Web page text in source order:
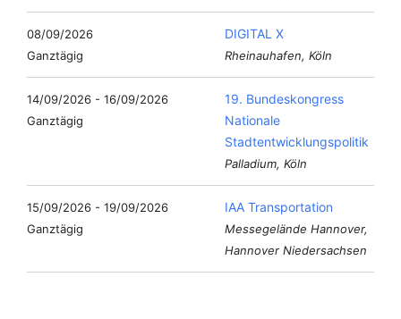
08/09/2026
Ganztägig
DIGITAL X
Rheinauhafen, Köln
14/09/2026 - 16/09/2026
Ganztägig
19. Bundeskongress
Nationale
Stadtentwicklungspolitik
Palladium, Köln
15/09/2026 - 19/09/2026
Ganztägig
IAA Transportation
Messegelände Hannover,
Hannover Niedersachsen